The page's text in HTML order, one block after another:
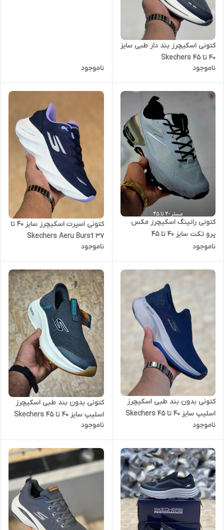
کتونی اسکیچرز بند دار طبی سایز
۴۰ تا ۴۵ Skechers
ناموجود
ناموجود
کتونی رانینگ اسکیچرز مکس
پرو تکت سایز 40 تا 45
skechers max protect
ناموجود
کتونی اسپرت اسکیچرز سایز 40 تا
37 Skechers Aeru Burst
ناموجود
کتونی بدون بند طبی اسکیچرز
اسلیپ سایز 40 تا 45 Skechers
slip ins
ناموجود
کتونی بدون بند طبی اسکیچرز
اسلیپ سایز 40 تا 45 Skechers
slip ins
ناموجود